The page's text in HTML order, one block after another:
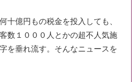
十億円もの税金を投入しても、
数１０００人とかの超不人気施
を垂れ流す。そんなニュースを